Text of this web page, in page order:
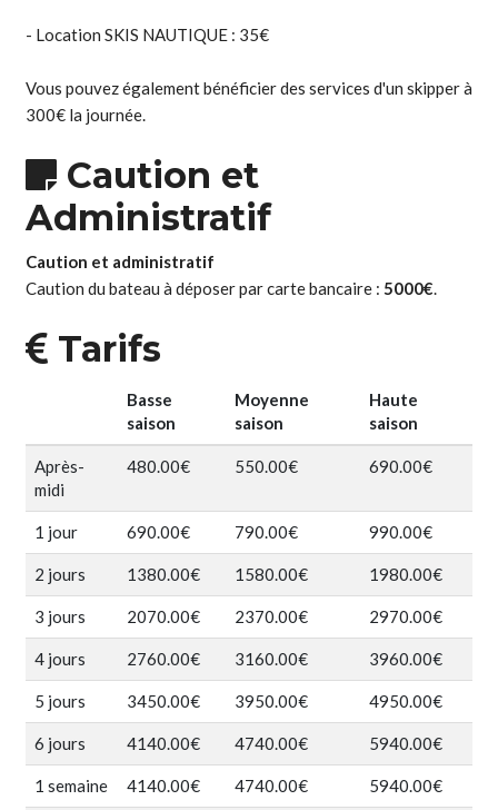
- Location SKIS NAUTIQUE : 35€
Vous pouvez également bénéficier des services d'un skipper à
300€ la journée.
Caution et
Administratif
Caution et administratif
Caution du bateau à déposer par carte bancaire : 5000€.
Tarifs
Basse
saison
Moyenne
saison
Haute
saison
Après-
midi
Prix
midi
(Basse
saison)
480.00€
Prix
midi
(Moyenne
saison)
550.00€
Prix
midi
(Haute
saison)
690.00€
1 jour
Prix
1
jour
(Basse
saison)
690.00€
Prix
1
jour
(Moyenne
saison)
790.00€
Prix
1
jour
(Haute
saison)
990.00€
2 jours
Prix
2
jours
(Basse
saison)
1380.00€
Prix
2
jours
(Moyenne
saison)
1580.00€
Prix
2
jours
(Haute
saison)
1980.00€
3 jours
Prix
3
jours
(Basse
saison)
2070.00€
Prix
3
jours
(Moyenne
saison)
2370.00€
Prix
3
jours
(Haute
saison)
2970.00€
4 jours
Prix
4
jours
(Basse
saison)
2760.00€
Prix
4
jours
(Moyenne
saison)
3160.00€
Prix
4
jours
(Haute
saison)
3960.00€
5 jours
Prix
5
jours
(Basse
saison)
3450.00€
Prix
5
jours
(Moyenne
saison)
3950.00€
Prix
5
jours
(Haute
saison)
4950.00€
6 jours
Prix
6
jours
4140.00€
Prix
6
jours
4740.00€
Prix
6
jours
5940.00€
1 semaine
Prix
4140.00€
Prix
4740.00€
Prix
5940.00€